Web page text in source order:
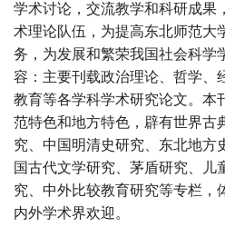
学术讨论，交流教学和科研成果
术理论队伍，为提高东北师范大
务，为发展和繁荣我国社会科学
容：主要刊载政治理论、哲学、
教育等各学科学术研究论文。本
范特色和地方特色，辟有世界古
究、中国明清史研究、东北地方
国古代文学研究、茅盾研究、儿
究、中外比较教育研究等专栏，
内外学术界欢迎。